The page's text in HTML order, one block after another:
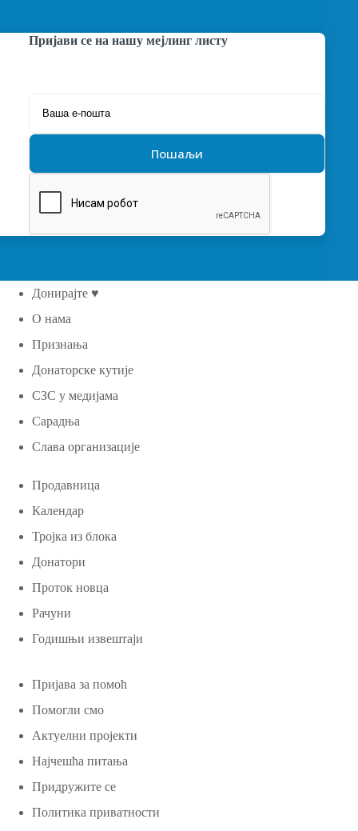
Пријави се на нашу мејлинг листу
Донирајте ♥
О нама
Признања
Донаторске кутије
СЗС у медијама
Сарадња
Слава организације
Продавница
Календар
Тројка из блока
Донатори
Проток новца
Рачуни
Годишњи извештаји
Пријава за помоћ
Помогли смо
Актуелни пројекти
Најчешћа питања
Придружите се
Политика приватности